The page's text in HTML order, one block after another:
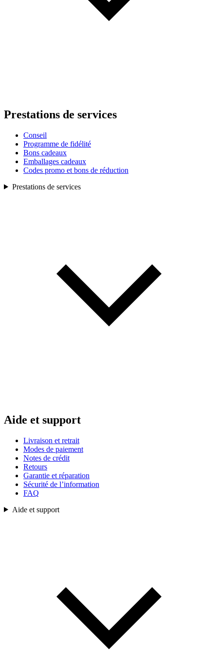
Prestations de services
Conseil
Programme de fidélité
Bons cadeaux
Emballages cadeaux
Codes promo et bons de réduction
Prestations de services
Aide et support
Livraison et retrait
Modes de paiement
Notes de crédit
Retours
Garantie et réparation
Sécurité de l’information
FAQ
Aide et support